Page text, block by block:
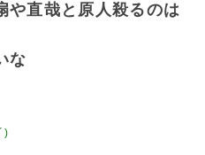
や直哉と原人殺るのは
な